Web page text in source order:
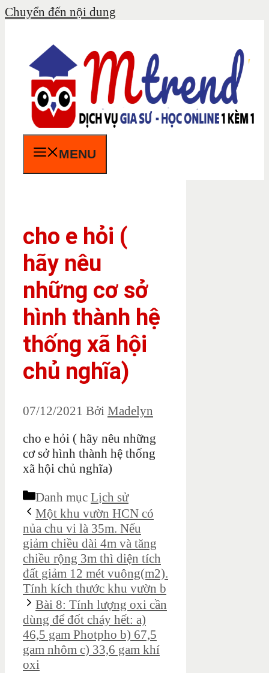
Chuyển đến nội dung
MENU
cho e hỏi (
hãy nêu
những cơ sở
hình thành hệ
thống xã hội
chủ nghĩa)
07/12/2021 Bởi Madelyn
cho e hỏi ( hãy nêu những
cơ sở hình thành hệ thống
xã hội chủ nghĩa)
Danh mục Lịch sử
Một khu vườn HCN có
nủa chu vi là 35m. Nếu
giảm chiều dài 4m và tăng
chiều rộng 3m thì diện tích
đất giảm 12 mét vuông(m2).
Tính kích thước khu vườn b
Bài 8: Tính lượng oxi cần
dùng để đốt cháy hết: a)
46,5 gam Photpho b) 67,5
gam nhôm c) 33,6 gam khí
oxi